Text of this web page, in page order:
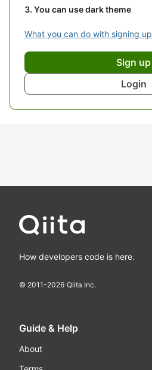
You can use dark theme
What you can do with signing up
Sign up
Login
How developers code is here.
© 2011-2026 Qiita Inc.
Guide & Help
About